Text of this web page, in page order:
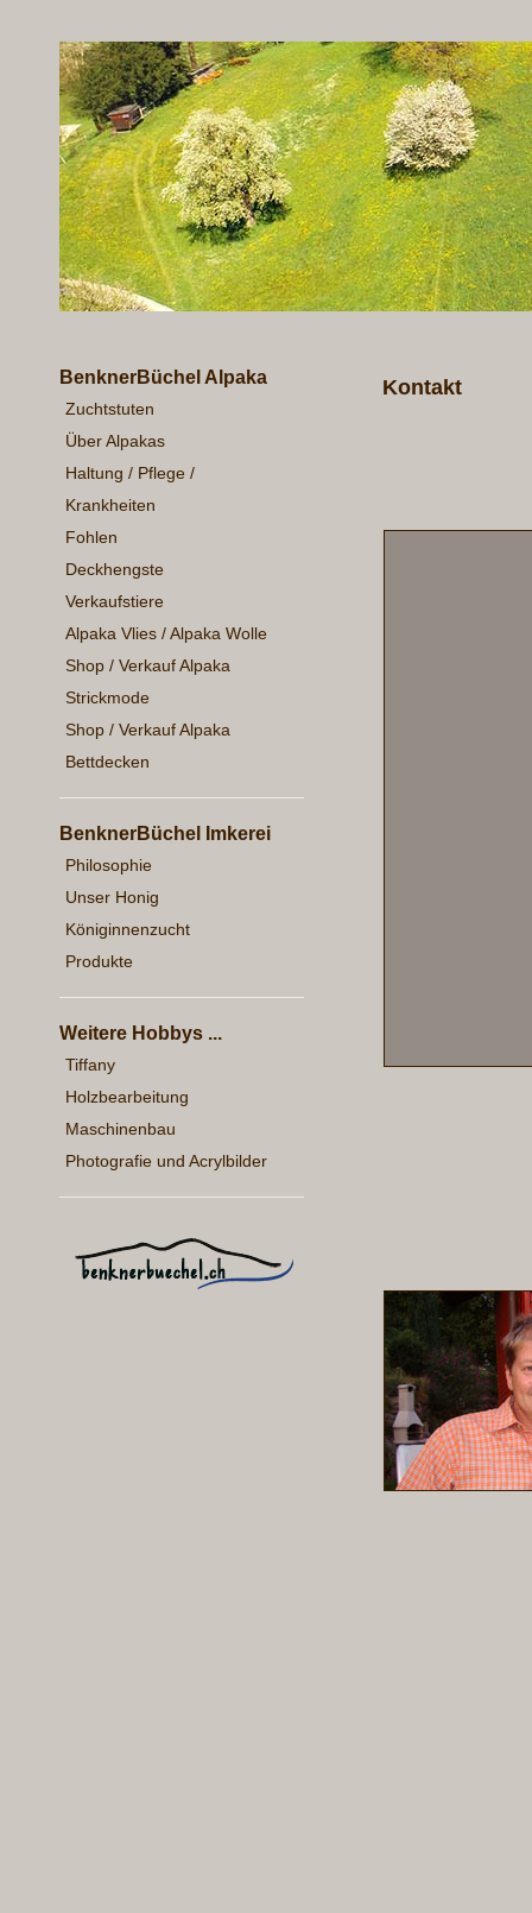
BenknerBüchel Alpaka
Zuchtstuten
Über Alpakas
Haltung / Pflege /
Krankheiten
Fohlen
Deckhengste
Verkaufstiere
Alpaka Vlies / Alpaka Wolle
Shop / Verkauf Alpaka
Strickmode
Shop / Verkauf Alpaka
Bettdecken
BenknerBüchel Imkerei
Philosophie
Unser Honig
Königinnenzucht
Produkte
Weitere Hobbys ...
Tiffany
Holzbearbeitung
Maschinenbau
Photografie und Acrylbilder
Kontakt